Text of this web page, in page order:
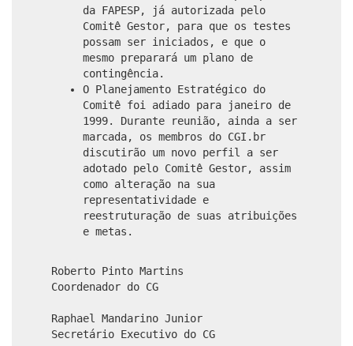
da FAPESP, já autorizada pelo
Comitê Gestor, para que os testes
possam ser iniciados, e que o
mesmo preparará um plano de
contingência.
O Planejamento Estratégico do
Comitê foi adiado para janeiro de
1999. Durante reunião, ainda a ser
marcada, os membros do CGI.br
discutirão um novo perfil a ser
adotado pelo Comitê Gestor, assim
como alteração na sua
representatividade e
reestruturação de suas atribuições
e metas.
Roberto Pinto Martins
Coordenador do CG
Raphael Mandarino Junior
Secretário Executivo do CG